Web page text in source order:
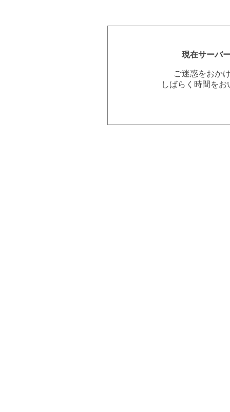
現在サーバ
ご迷惑をおか
しばらく時間を